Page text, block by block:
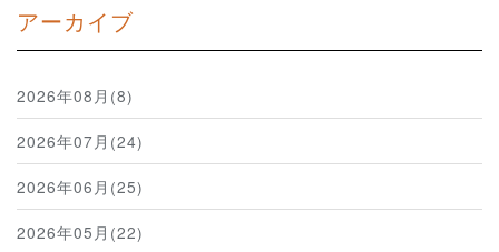
アーカイブ
2026年08月(8)
2026年07月(24)
2026年06月(25)
2026年05月(22)